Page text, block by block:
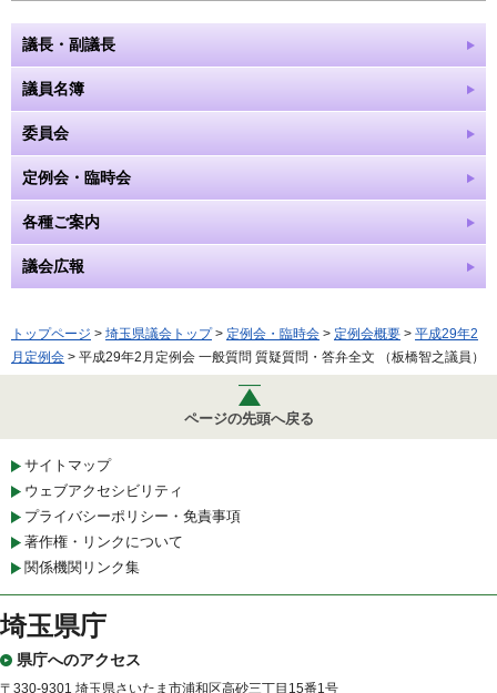
議長・副議長
議員名簿
委員会
定例会・臨時会
各種ご案内
議会広報
トップページ > 埼玉県議会トップ> 定例会・臨時会 > 定例会概要 > 平成29年2
月定例会 > 平成29年2月定例会 一般質問 質疑質問・答弁全文 （板橋智之議員）
ページの先頭へ戻る
サイトマップ
ウェブアクセシビリティ
プライバシーポリシー・免責事項
著作権・リンクについて
関係機関リンク集
埼玉県庁
県庁へのアクセス
〒330-9301 埼玉県さいたま市浦和区高砂三丁目15番1号